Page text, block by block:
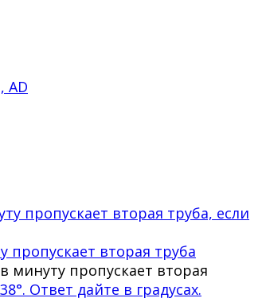
АD
вторая труба
минуту пропускает вторая